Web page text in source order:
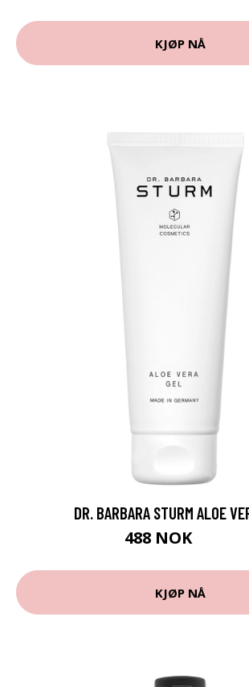
KJØP NÅ
DR. BARBARA STURM ALOE
488 NOK
KJØP NÅ